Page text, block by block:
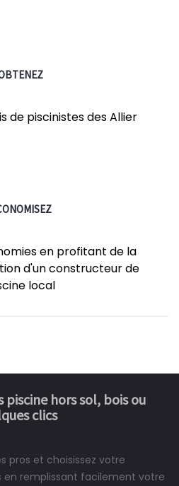
de piscinistes des Allier
en profitant de la
d'un constructeur de
local
piscine hors sol, bois ou
clics
pros et choisissez votre
en remplissant facilement votre